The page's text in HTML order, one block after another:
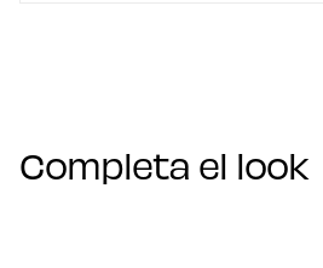
Completa el look